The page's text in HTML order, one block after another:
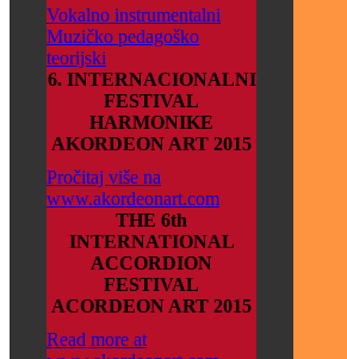
Vokalno instrumentalni
Muzičko pedagoško
teorijski
6. INTERNACIONALNI
FESTIVAL
HARMONIKE
AKORDEON ART 2015
Pročitaj više na
www.akordeonart.com
THE 6th
INTERNATIONAL
ACCORDION
FESTIVAL
ACORDEON ART 2015
Read more at